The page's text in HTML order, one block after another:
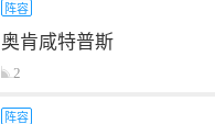
阵容
奥肯咸特普斯
2
阵容